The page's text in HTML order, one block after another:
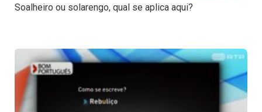
Soalheiro ou solarengo, qual se aplica aqui?